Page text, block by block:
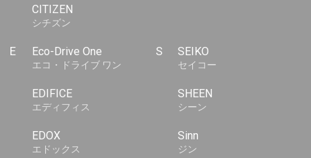
CITIZEN
シチズン
E Eco-Drive One
エコ・ドライブ ワン
EDIFICE
エディフィス
EDOX
エドックス
S SEIKO
セイコー
SHEEN
シーン
Sinn
ジン